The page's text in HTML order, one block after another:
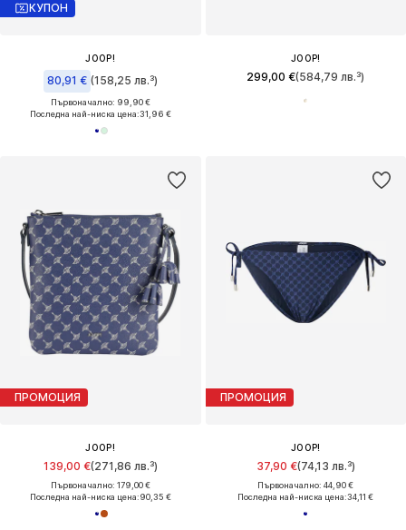
КУПОН
JOOP!
80,91 € (158,25 лв.³)
Първоначално: 99,90 €
Последна най-ниска цена:31,96 €
JOOP!
299,00 €(584,79 лв.³)
ПРОМОЦИЯ
JOOP!
139,00 €(271,86 лв.³)
Първоначално: 179,00 €
Последна най-ниска цена:90,35 €
ПРОМОЦИЯ
JOOP!
37,90 €(74,13 лв.³)
Първоначално: 44,90 €
Последна най-ниска цена:34,11 €